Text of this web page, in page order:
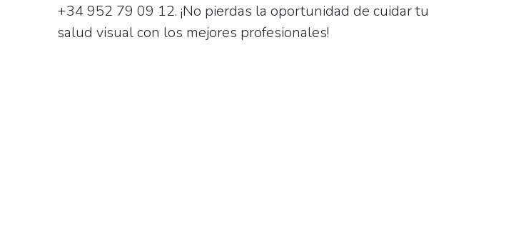
+34 952 79 09 12. ¡No pierdas la oportunidad de cuidar tu
salud visual con los mejores profesionales!